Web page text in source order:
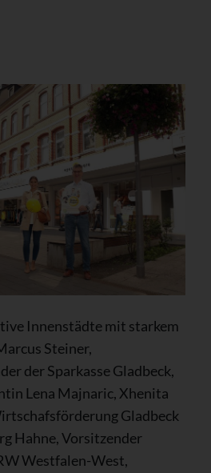
Innenstädte mit starkem
Steiner,
der Sparkasse Gladbeck,
Lena Majnaric, Xhenita
Gladbeck
Hahne, Vorsitzender
Westfalen-West,